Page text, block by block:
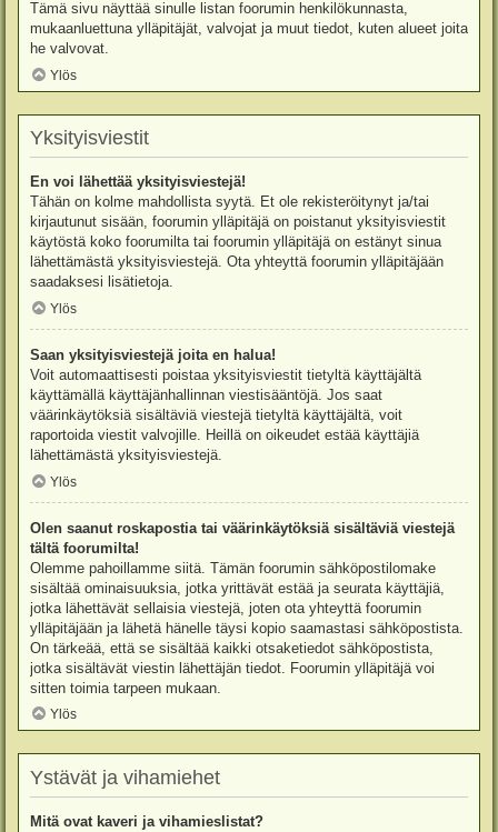
Tämä sivu näyttää sinulle listan foorumin henkilökunnasta,
mukaanluettuna ylläpitäjät, valvojat ja muut tiedot, kuten alueet joita
he valvovat.
Ylös
Yksityisviestit
En voi lähettää yksityisviestejä!
Tähän on kolme mahdollista syytä. Et ole rekisteröitynyt ja/tai
kirjautunut sisään, foorumin ylläpitäjä on poistanut yksityisviestit
käytöstä koko foorumilta tai foorumin ylläpitäjä on estänyt sinua
lähettämästä yksityisviestejä. Ota yhteyttä foorumin ylläpitäjään
saadaksesi lisätietoja.
Ylös
Saan yksityisviestejä joita en halua!
Voit automaattisesti poistaa yksityisviestit tietyltä käyttäjältä
käyttämällä käyttäjänhallinnan viestisääntöjä. Jos saat
väärinkäytöksiä sisältäviä viestejä tietyltä käyttäjältä, voit
raportoida viestit valvojille. Heillä on oikeudet estää käyttäjiä
lähettämästä yksityisviestejä.
Ylös
Olen saanut roskapostia tai väärinkäytöksiä sisältäviä viestejä
tältä foorumilta!
Olemme pahoillamme siitä. Tämän foorumin sähköpostilomake
sisältää ominaisuuksia, jotka yrittävät estää ja seurata käyttäjiä,
jotka lähettävät sellaisia viestejä, joten ota yhteyttä foorumin
ylläpitäjään ja lähetä hänelle täysi kopio saamastasi sähköpostista.
On tärkeää, että se sisältää kaikki otsaketiedot sähköpostista,
jotka sisältävät viestin lähettäjän tiedot. Foorumin ylläpitäjä voi
sitten toimia tarpeen mukaan.
Ylös
Ystävät ja vihamiehet
Mitä ovat kaveri ja vihamieslistat?